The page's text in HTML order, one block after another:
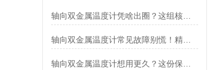
轴向双金属温度计凭啥出圈？这组核心特点给出了答案
轴向双金属温度计常见故障别慌！精准定位，轻松搞定难题